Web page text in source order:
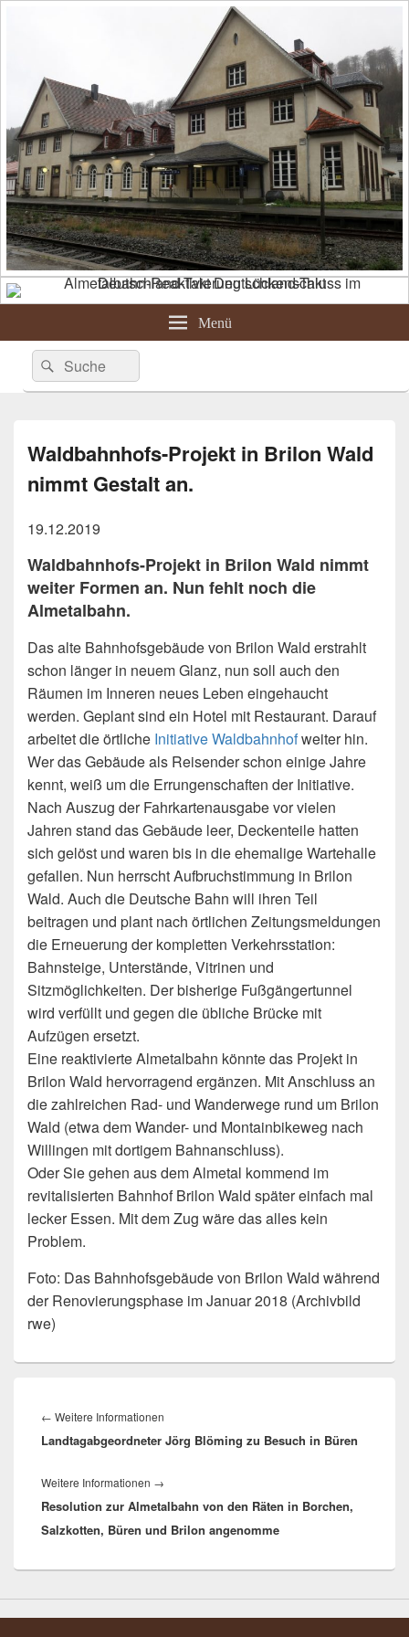
Menü
Suche
nach:
Suchen
Waldbahnhofs-Projekt in Brilon Wald
nimmt Gestalt an.
19.12.2019
Waldbahnhofs-Projekt in Brilon Wald nimmt
weiter Formen an. Nun fehlt noch die
Almetalbahn.
Das alte Bahnhofsgebäude von Brilon Wald erstrahlt
schon länger in neuem Glanz, nun soll auch den
Räumen im Inneren neues Leben eingehaucht
werden. Geplant sind ein Hotel mit Restaurant. Darauf
arbeitet die örtliche Initiative Waldbahnhofweiter hin.
Wer das Gebäude als Reisender schon einige Jahre
kennt, weiß um die Errungenschaften der Initiative.
Nach Auszug der Fahrkartenausgabe vor vielen
Jahren stand das Gebäude leer, Deckenteile hatten
sich gelöst und waren bis in die ehemalige Wartehalle
gefallen. Nun herrscht Aufbruchstimmung in Brilon
Wald. Auch die Deutsche Bahn will ihren Teil
beitragen und plant nach örtlichen Zeitungsmeldungen
die Erneuerung der kompletten Verkehrsstation:
Bahnsteige, Unterstände, Vitrinen und
Sitzmöglichkeiten. Der bisherige Fußgängertunnel
wird verfüllt und gegen die übliche Brücke mit
Aufzügen ersetzt.
Eine reaktivierte Almetalbahn könnte das Projekt in
Brilon Wald hervorragend ergänzen. Mit Anschluss an
die zahlreichen Rad- und Wanderwege rund um Brilon
Wald (etwa dem Wander- und Montainbikeweg nach
Willingen mit dortigem Bahnanschluss).
Oder Sie gehen aus dem Almetal kommend im
revitalisierten Bahnhof Brilon Wald später einfach mal
lecker Essen. Mit dem Zug wäre das alles kein
Problem.
Foto: Das Bahnhofsgebäude von Brilon Wald während
der Renovierungsphase im Januar 2018 (Archivbild
rwe)
← Weitere Informationen
Beitrag:
Landtagabgeordneter Jörg Blöming zu Besuch in Büren
Weitere Informationen →
Beitrag:
Resolution zur Almetalbahn von den Räten in Borchen,
Salzkotten, Büren und Brilon angenomme